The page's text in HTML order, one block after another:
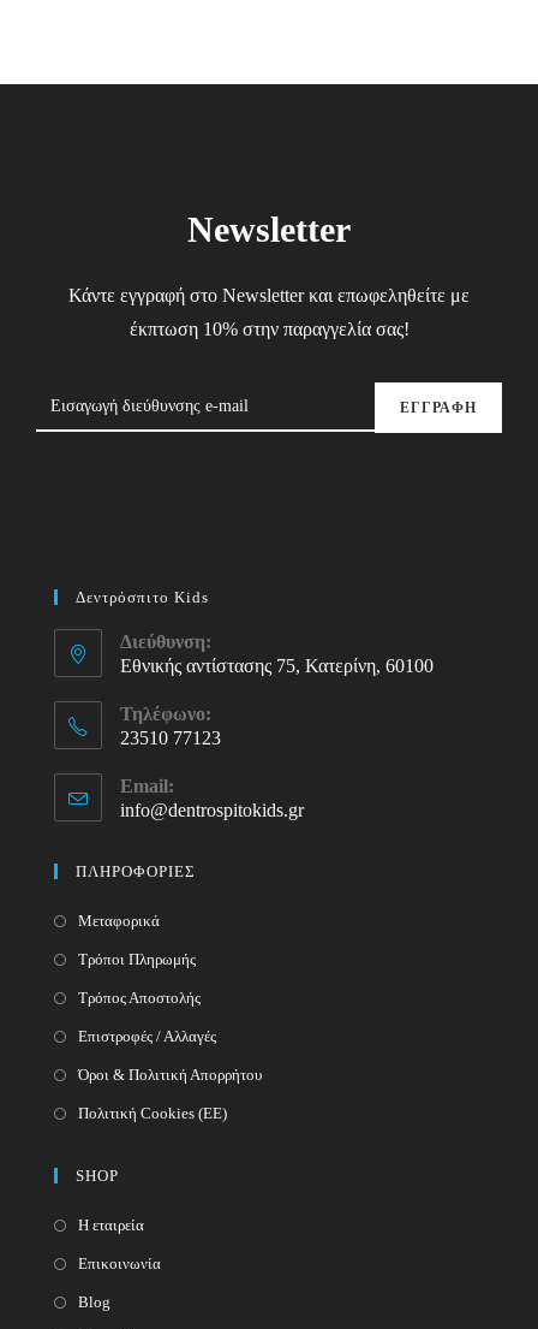
Newsletter
Κάντε εγγραφή στο Newsletter και επωφεληθείτε με
έκπτωση 10% στην παραγγελία σας!
ΕΓΓΡΑΦΗ
Δεντρόσπιτο Kids
Διεύθυνση:
Εθνικής αντίστασης 75, Κατερίνη, 60100
Τηλέφωνο:
23510 77123
in
your
Email:
info@dentrospitokids.grOpens
ΠΛΗΡΟΦΟΡΙΕΣ
Μεταφορικά
Τρόποι Πληρωμής
Τρόπος Αποστολής
Επιστροφές / Αλλαγές
Όροι & Πολιτική Απορρήτου
Πολιτική Cookies (ΕΕ)
SHOP
Η εταιρεία
Επικοινωνία
Blog